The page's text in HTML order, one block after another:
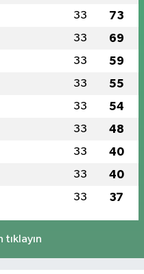
33 73
33 69
33 59
33 55
33 54
33 48
33 40
33 40
33 37